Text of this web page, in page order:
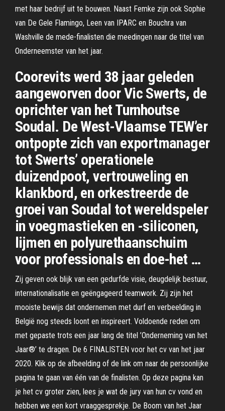
met haar bedrijf uit te bouwen. Naast Femke zijn ook Sophie
van De Gele Flamingo, Leen van IPARC en Bouchra van
Washville de mede-finalisten die meedingen naar de titel van
Onderneemster van het jaar.
Coorevits werd 38 jaar geleden
aangeworven door Vic Swerts, de
oprichter van het Turnhoutse
Soudal. De West-Vlaamse TEW’er
ontpopte zich van exportmanager
tot Swerts’ operationele
duizendpoot, vertrouweling en
klankbord, en orkestreerde de
groei van Soudal tot wereldspeler
in voegmastieken en -siliconen,
lijmen en polyurethaanschuim
voor professionals en doe-het …
Zij geven ook blijk van een gedurfde visie, deugdelijk bestuur,
internationalisatie en geëngageerd teamwork. Zij zijn het
mooiste bewijs dat ondernemen met durf en verbeelding in
België nog steeds loont en inspireert. Voldoende reden om
met gepaste trots een jaar lang de titel ’Onderneming van het
Jaar®’ te dragen. De 6 FINALISTEN voor het cv van het jaar
2020. Klik op de afbeelding of de link om naar de persoonlijke
pagina te gaan van één van de finalisten. Op deze pagina kan
je het cv groter zien, lees je wat de jury van hun cv vond en
hebben we een kort vraaggesprekje. De Boom van het Jaar